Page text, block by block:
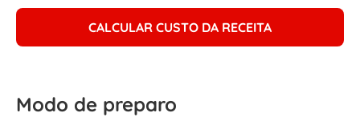
CALCULAR CUSTO DA RECEITA
Modo de preparo